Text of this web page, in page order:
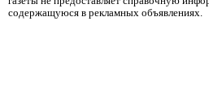
содержащуюся в рекламных объявлениях.